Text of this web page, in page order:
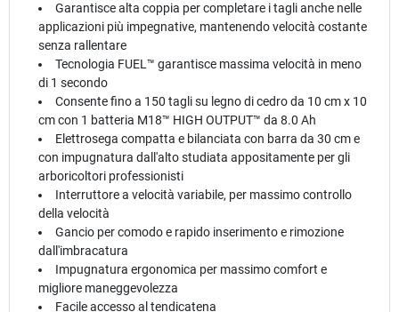
Garantisce alta coppia per completare i tagli anche nelle
applicazioni più impegnative, mantenendo velocità costante
senza rallentare
Tecnologia FUEL™ garantisce massima velocità in meno
di 1 secondo
Consente fino a 150 tagli su legno di cedro da 10 cm x 10
cm con 1 batteria M18™ HIGH OUTPUT™ da 8.0 Ah
Elettrosega compatta e bilanciata con barra da 30 cm e
con impugnatura dall'alto studiata appositamente per gli
arboricoltori professionisti
Interruttore a velocità variabile, per massimo controllo
della velocità
Gancio per comodo e rapido inserimento e rimozione
dall'imbracatura
Impugnatura ergonomica per massimo comfort e
migliore maneggevolezza
Facile accesso al tendicatena